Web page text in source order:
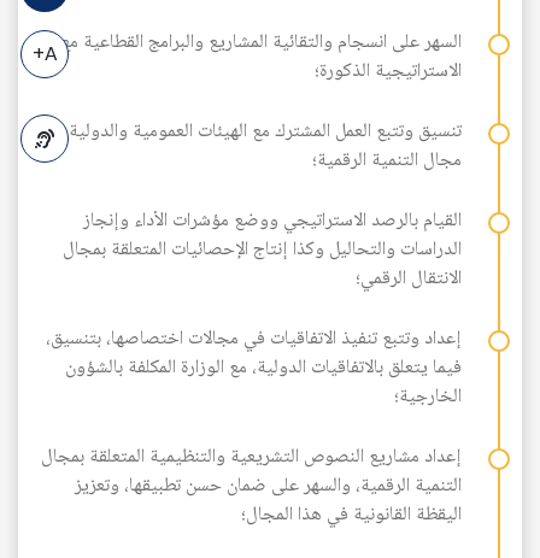
السهر على انسجام والتقائية المشاريع والبرامج القطاعية مع
الاستراتيجية الذكورة؛
تنسيق وتتبع العمل المشترك مع الهيئات العمومية والدولية في
مجال التنمية الرقمية؛
القيام بالرصد الاستراتيجي ووضع مؤشرات الأداء وإنجاز
الدراسات والتحاليل وكذا إنتاج الإحصائيات المتعلقة بمجال
الانتقال الرقمي؛
إعداد وتتبع تنفيذ الاتفاقيات في مجالات اختصاصها، بتنسيق،
فيما يتعلق بالاتفاقيات الدولية، مع الوزارة المكلفة بالشؤون
الخارجية؛
إعداد مشاريع النصوص التشريعية والتنظيمية المتعلقة بمجال
التنمية الرقمية، والسهر على ضمان حسن تطبيقها، وتعزيز
اليقظة القانونية في هذا المجال؛
A+